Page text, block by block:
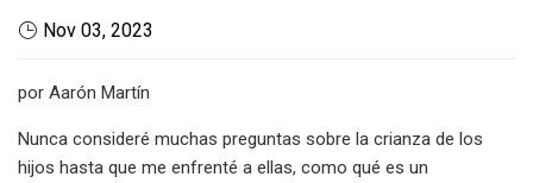
Nov 03, 2023
por Aarón Martín
Nunca consideré muchas preguntas sobre la crianza de los
hijos hasta que me enfrenté a ellas, como qué es un